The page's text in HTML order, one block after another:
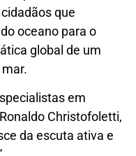
que
oceano para o
global de um
em
Christofoletti,
da escuta ativa e